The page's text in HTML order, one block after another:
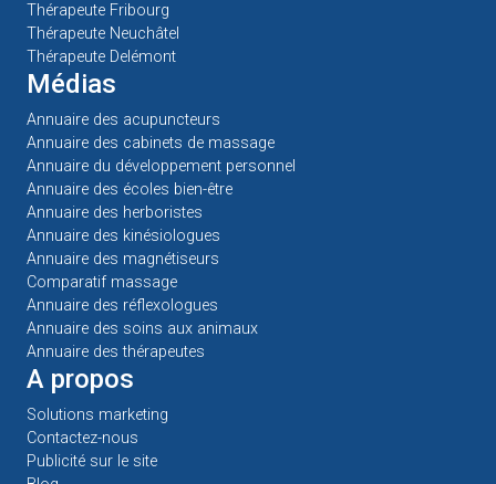
Thérapeute Fribourg
Thérapeute Neuchâtel
Thérapeute Delémont
Médias
Annuaire des acupuncteurs
Annuaire des cabinets de massage
Annuaire du développement personnel
Annuaire des écoles bien-être
Annuaire des herboristes
Annuaire des kinésiologues
Annuaire des magnétiseurs
Comparatif massage
Annuaire des réflexologues
Annuaire des soins aux animaux
Annuaire des thérapeutes
A propos
Solutions marketing
Contactez-nous
Publicité sur le site